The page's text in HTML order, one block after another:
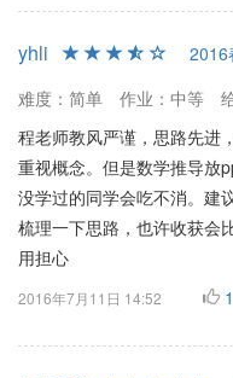
yhli
2016
难度：简单
作业：中等
程老师教风严谨，思路先进
重视概念。但是数学推导放
没学过的同学会吃不消。建
梳理一下思路，也许收获会
用担心
2016年7月11日 14:52 1